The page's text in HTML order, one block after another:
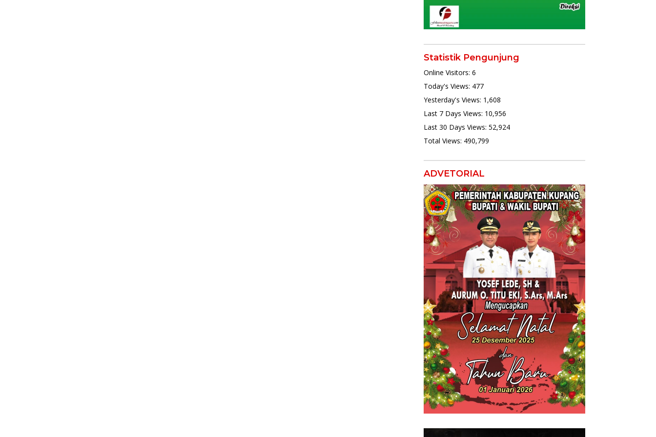
Statistik Pengunjung
Online Visitors: 6
Today's Views: 477
Yesterday's Views: 1,608
Last 7 Days Views: 10,956
Last 30 Days Views: 52,924
Total Views: 490,799
ADVETORIAL